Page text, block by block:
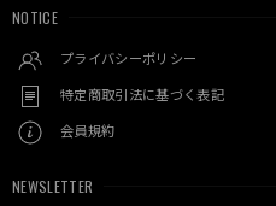
NOTICE
プライバシーポリシー
特定商取引法に基づく表記
会員規約
NEWSLETTER